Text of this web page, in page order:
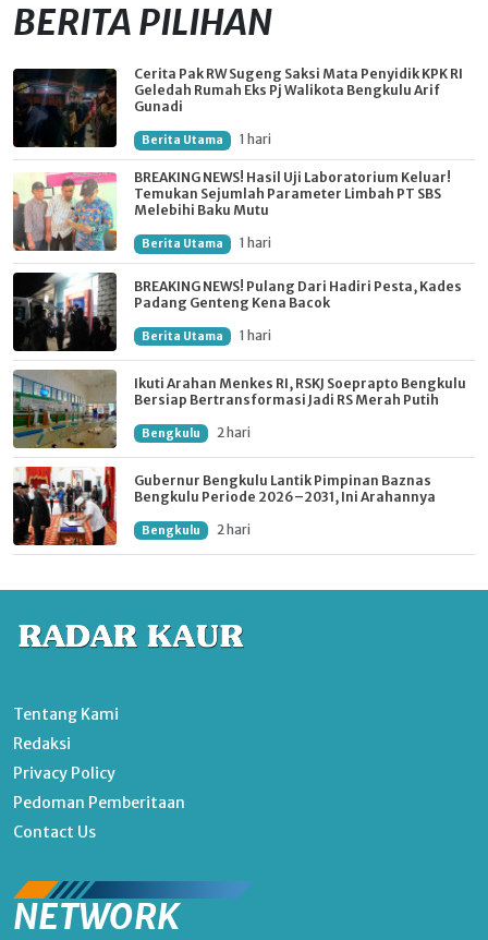
BERITA PILIHAN
Cerita Pak RW Sugeng Saksi Mata Penyidik KPK RI
Geledah Rumah Eks Pj Walikota Bengkulu Arif
Gunadi
Berita Utama 1 hari
BREAKING NEWS! Hasil Uji Laboratorium Keluar!
Temukan Sejumlah Parameter Limbah PT SBS
Melebihi Baku Mutu
Berita Utama 1 hari
BREAKING NEWS! Pulang Dari Hadiri Pesta, Kades
Padang Genteng Kena Bacok
Berita Utama 1 hari
Ikuti Arahan Menkes RI, RSKJ Soeprapto Bengkulu
Bersiap Bertransformasi Jadi RS Merah Putih
Bengkulu 2 hari
Gubernur Bengkulu Lantik Pimpinan Baznas
Bengkulu Periode 2026–2031, Ini Arahannya
Bengkulu 2 hari
Tentang Kami
Redaksi
Privacy Policy
Pedoman Pemberitaan
Contact Us
NETWORK